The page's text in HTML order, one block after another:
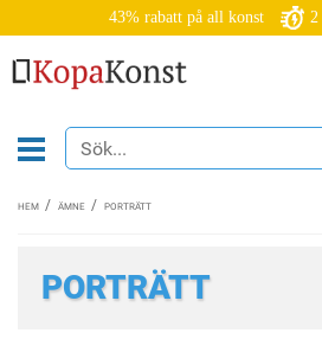
43% rabatt på all konst 2
HEM ÄMNE PORTRÄTT
PORTRÄTT